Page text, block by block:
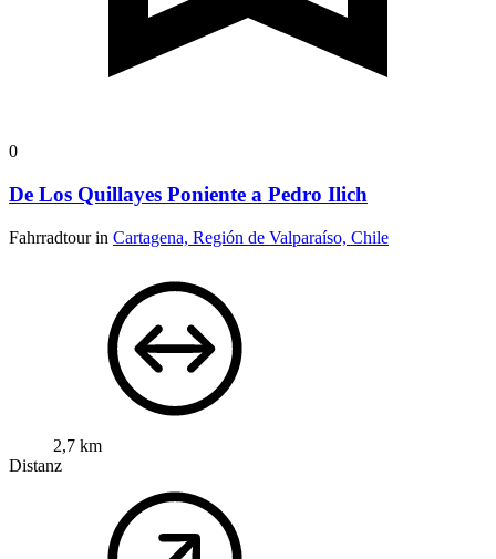
0
De Los Quillayes Poniente a Pedro Ilich
Fahrradtour in Cartagena, Región de Valparaíso, Chile
2,7 km
Distanz